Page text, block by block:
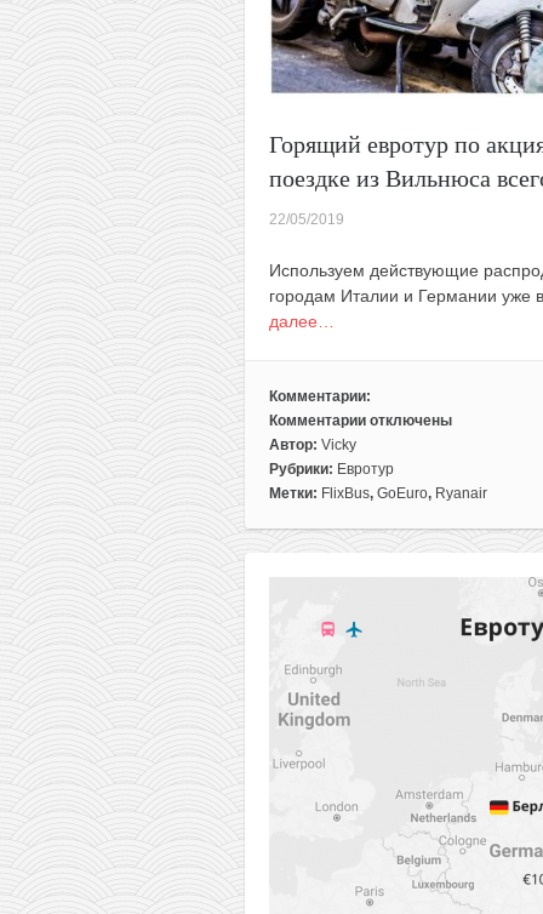
за
66€
Горящий евротур по
поездке из Вильнюса
22/05/2019
Используем действующие
городам Италии и Германии уже
далее…
Комментарии:
Комментарии
к
записи
Горящий
Германии
одной
поездке
Вильнюса
отключены
Автор: Vicky
Рубрики: Евротур
Метки: FlixBus, GoEuro, Ryanair